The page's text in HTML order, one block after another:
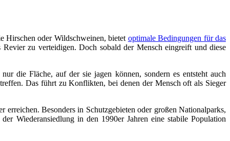
Hirschen oder Wildschweinen, bietet optimale Bedingungen für das
zu verteidigen. Doch sobald der Mensch eingreift und diese
die Fläche, auf der sie jagen können, sondern es entsteht auch
Das führt zu Konflikten, bei denen der Mensch oft als Sieger
Besonders in Schutzgebieten oder großen Nationalparks,
Wiederansiedlung in den 1990er Jahren eine stabile Population